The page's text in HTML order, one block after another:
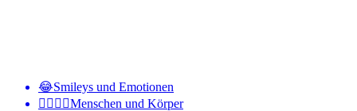
😂Smileys und Emotionen
👩‍❤️‍💋‍👨Menschen und Körper